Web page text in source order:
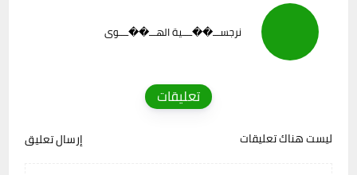
نرجســـ��ــــية الهـــ��ــــوى
تعليقات
ليست هناك تعليقات إرسال تعليق